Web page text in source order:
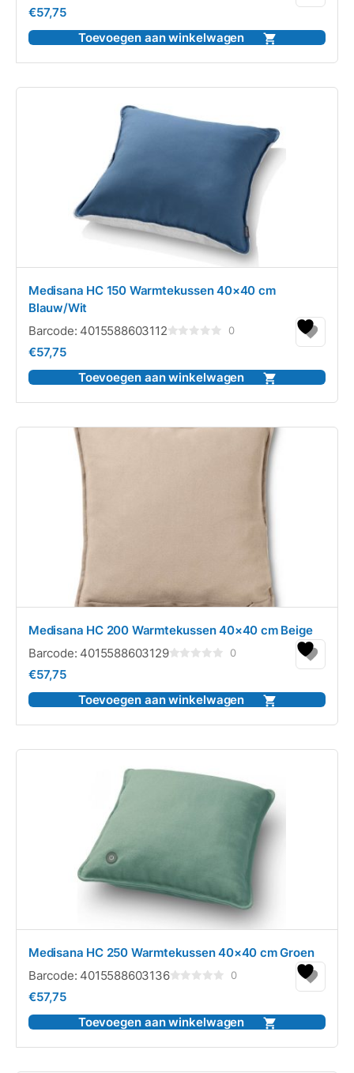
5
€57,75
Toevoegen aan winkelwagen
Medisana HC 150 Warmtekussen 40×40 cm
Blauw/Wit
Barcode: 4015588603112
5
0
€57,75
Toevoegen aan winkelwagen
Medisana HC 200 Warmtekussen 40×40 cm Beige
Barcode: 4015588603129
5
0
€57,75
Toevoegen aan winkelwagen
Medisana HC 250 Warmtekussen 40×40 cm Groen
Barcode: 4015588603136
5
0
€57,75
Toevoegen aan winkelwagen